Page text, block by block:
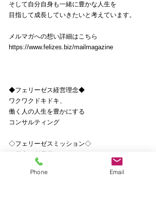
そして自分自身も一緒に豊かな人生を
目指して成長していきたいと考えています。
メルマガへの想い詳細はこちら
https://www.felizes.biz/mailmagazine
◆フェリーゼス経営理念◆
ワクワクドキドキ、
働く人の人生を豊かにする
コンサルティング
◇フェリーゼスミッション◇
毎日会社に行くのが楽しみで仕方がない
ワクワクドキドキで一杯の
Phone Email